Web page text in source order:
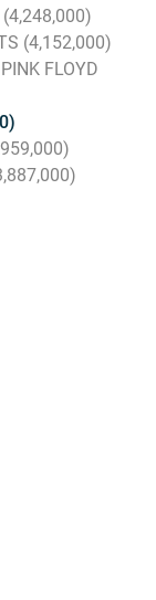
(4,248,000)
(4,152,000)
FLOYD